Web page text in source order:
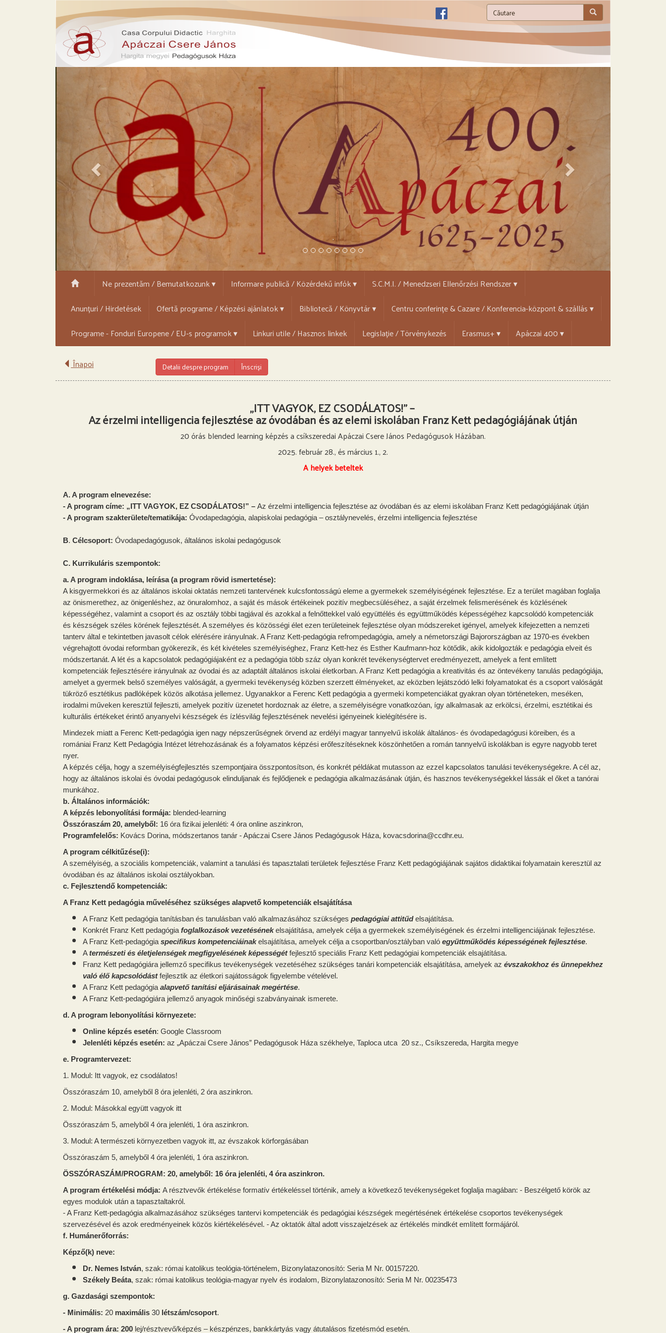
.
Ne prezentăm / Bemutatkozunk ▾ Informare publică / Közérdekű infók ▾
S.C.M.I. / Menedzseri Ellenőrzési Rendszer ▾
Anunțuri / Hirdetések
Ofertă programe / Képzési ajánlatok ▾ Bibliotecă / Könyvtár ▾
Centru conferințe & Cazare / Konferencia-központ & szállás ▾
Programe - Fonduri Europene / EU-s programok ▾
Linkuri utile / Hasznos linkek Legislație / Törvénykezés Erasmus+ ▾ Apáczai 400 ▾
Înapoi Detalii despre program Înscriși
„ITT VAGYOK, EZ CSODÁLATOS!” –
Az érzelmi intelligencia fejlesztése az óvodában és az elemi iskolában Franz Kett pedagógiájának útján
20 órás blended learning képzés a csíkszeredai Apáczai Csere János Pedagógusok Házában.
2025. február 28., és március 1., 2.
A helyek beteltek
A. A program elnevezése:
- A program címe: „ITT VAGYOK, EZ CSODÁLATOS!” – Az érzelmi intelligencia fejlesztése az óvodában és az elemi iskolában Franz Kett pedagógiájának útján
- A program szakterülete/tematikája: Óvodapedagógia, alapiskolai pedagógia – osztálynevelés, érzelmi intelligencia fejlesztése
B. Célcsoport: Óvodapedagógusok, általános iskolai pedagógusok
C. Kurrikuláris szempontok:
a. A program indoklása, leírása (a program rövid ismertetése):
A kisgyermekkori és az általános iskolai oktatás nemzeti tantervének kulcsfontosságú eleme a gyermekek személyiségének fejlesztése. Ez a terület magában foglalja
az önismerethez, az önigenléshez, az önuralomhoz, a saját és mások értékeinek pozitív megbecsüléséhez, a saját érzelmek felismerésének és közlésének
képességéhez, valamint a csoport és az osztály többi tagjával és azokkal a felnőttekkel való együttélés és együttműködés képességéhez kapcsolódó kompetenciák
és készségek széles körének fejlesztését. A személyes és közösségi élet ezen területeinek fejlesztése olyan módszereket igényel, amelyek kifejezetten a nemzeti
tanterv által e tekintetben javasolt célok elérésére irányulnak. A Franz Kett-pedagógia refrompedagógia, amely a németországi Bajorországban az 1970-es években
végrehajtott óvodai reformban gyökerezik, és két kivételes személyiséghez, Franz Kett-hez és Esther Kaufmann-hoz kötődik, akik kidolgozták e pedagógia elveit és
módszertanát. A lét és a kapcsolatok pedagógiájaként ez a pedagógia több száz olyan konkrét tevékenységtervet eredményezett, amelyek a fent említett
kompetenciák fejlesztésére irányulnak az óvodai és az adaptált általános iskolai életkorban. A Franz Kett pedagógia a kreativitás és az öntevékeny tanulás pedagógiája,
amelyet a gyermek belső személyes valóságát, a gyermeki tevékenység közben szerzett élményeket, az eközben lejátszódó lelki folyamatokat és a csoport valóságát
tükröző esztétikus padlóképek közös alkotása jellemez. Ugyanakkor a Ferenc Kett pedagógia a gyermeki kompetenciákat gyakran olyan történeteken, meséken,
irodalmi műveken keresztül fejleszti, amelyek pozitív üzenetet hordoznak az életre, a személyiségre vonatkozóan, így alkalmasak az erkölcsi, érzelmi, esztétikai és
kulturális értékeket érintő anyanyelvi készségek és ízlésvilág fejlesztésének nevelési igényeinek kielégítésére is.
Mindezek miatt a Ferenc Kett-pedagógia igen nagy népszerűségnek örvend az erdélyi magyar tannyelvű iskolák általános- és óvodapedagógusi köreiben, és a
romániai Franz Kett Pedagógia Intézet létrehozásának és a folyamatos képzési erőfeszítéseknek köszönhetően a román tannyelvű iskolákban is egyre nagyobb teret
nyer.
A képzés célja, hogy a személyiségfejlesztés szempontjaira összpontosítson, és konkrét példákat mutasson az ezzel kapcsolatos tanulási tevékenységekre. A cél az,
hogy az általános iskolai és óvodai pedagógusok elinduljanak és fejlődjenek e pedagógia alkalmazásának útján, és hasznos tevékenységekkel lássák el őket a tanórai
munkához.
b. Általános információk:
A képzés lebonyolítási formája: blended-learning
Összóraszám 20, amelyből: 16 óra fizikai jelenléti: 4 óra online aszinkron,
Programfelelős: Kovács Dorina, módszertanos tanár - Apáczai Csere János Pedagógusok Háza, kovacsdorina@ccdhr.eu.
A program célkitűzése(i):
A személyiség, a szociális kompetenciák, valamint a tanulási és tapasztalati területek fejlesztése Franz Kett pedagógiájának sajátos didaktikai folyamatain keresztül az
óvodában és az általános iskolai osztályokban.
c. Fejlesztendő kompetenciák:
A Franz Kett pedagógia műveléséhez szükséges alapvető kompetenciák elsajátítása
A Franz Kett pedagógia tanításban és tanulásban való alkalmazásához szükséges pedagógiai attitűdelsajátítása.
Konkrét Franz Kett pedagógiafoglalkozások vezetésénekelsajátítása, amelyek célja a gyermekek személyiségének és érzelmi intelligenciájának fejlesztése.
A Franz Kett-pedagógiaspecifikus kompetenciáinakelsajátítása, amelyek célja a csoportban/osztályban való együttműködés képességének fejlesztése.
Atermészeti és életjelenségek megfigyelésének képességétfejlesztő speciális Franz Kett pedagógiai kompetenciák elsajátítása.
Franz Kett pedagógiára jellemző specifikus tevékenységek vezetéséhez szükséges tanári kompetenciák elsajátítása, amelyek az évszakokhoz és ünnepekhez
való élő kapcsolódástfejlesztik az életkori sajátosságok figyelembe vételével.
A Franz Kett pedagógiaalapvető tanítási eljárásainak megértése.
A Franz Kett-pedagógiára jellemző anyagok minőségi szabványainak ismerete.
d. A program lebonyolítási környezete:
Online képzés esetén: Google Classroom
Jelenléti képzés esetén: az „Apáczai Csere János” Pedagógusok Háza székhelye, Taploca utca 20 sz., Csíkszereda, Hargita megye
e. Programtervezet:
1. Modul: Itt vagyok, ez csodálatos!
Összóraszám 10, amelyből 8 óra jelenléti, 2 óra aszinkron.
2. Modul: Másokkal együtt vagyok itt
Összóraszám 5, amelyből 4 óra jelenléti, 1 óra aszinkron.
3. Modul: A természeti környezetben vagyok itt, az évszakok körforgásában
Összóraszám 5, amelyből 4 óra jelenléti, 1 óra aszinkron.
ÖSSZÓRASZÁM/PROGRAM: 20, amelyből: 16 óra jelenléti, 4 óra aszinkron.
A program értékelési módja: A résztvevők értékelése formatív értékeléssel történik, amely a következő tevékenységeket foglalja magában: - Beszélgető körök az
egyes modulok után a tapasztaltakról.
- A Franz Kett-pedagógia alkalmazásához szükséges tantervi kompetenciák és pedagógiai készségek megértésének értékelése csoportos tevékenységek
szervezésével és azok eredményeinek közös kiértékelésével. - Az oktatók által adott visszajelzések az értékelés mindkét említett formájáról.
f. Humánerőforrás:
Képző(k) neve:
Dr. Nemes István, szak: római katolikus teológia-történelem, Bizonylatazonosító: Seria M Nr. 00157220.
Székely Beáta, szak: római katolikus teológia-magyar nyelv és irodalom, Bizonylatazonosító: Seria M Nr. 00235473
g. Gazdasági szempontok:
- Minimális: 20 maximális 30 létszám/csoport.
- A program ára: 200 lej/résztvevő/képzés – készpénzes, bankkártyás vagy átutalásos fizetésmód esetén.